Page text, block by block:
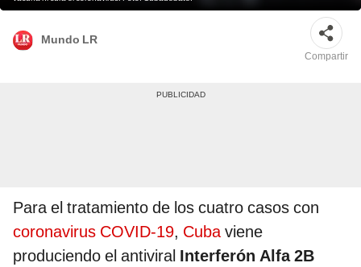
Mundo LR
Compartir
Para el tratamiento de los cuatro casos con
coronavirus COVID-19, Cubaviene
produciendo el antiviral Interferón Alfa 2B